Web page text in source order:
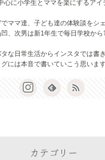
心に小学生とママを楽にするアイ
ママ達、子ども達の体験談をシ
、次男は新1年生で毎日学校か
な日常生活からインスタでは書
には本音で書いていこう思います
カテゴリー